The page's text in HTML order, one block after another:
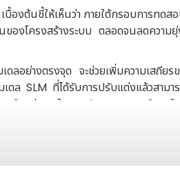
งต้นชี้ให้เห็นว่า ภายใต้กรอบการทดส
งโครงสร้างระบบ ตลอดจนลดความยุ่
อย่างตรงจุด จะช่วยเพิ่มความเสถียร
ล SLM ที่ได้รับการปรับแต่งแล้วสามา
กรต่างๆ ในการประเมินกลยุทธ์การฝึ